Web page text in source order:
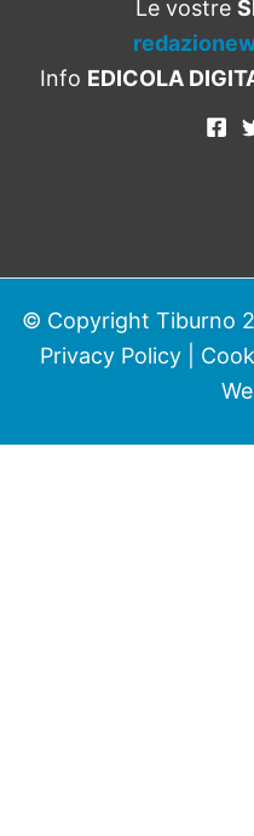
Le vostre
Info EDICOLA
© Copyright Tiburno
Privacy Policy|